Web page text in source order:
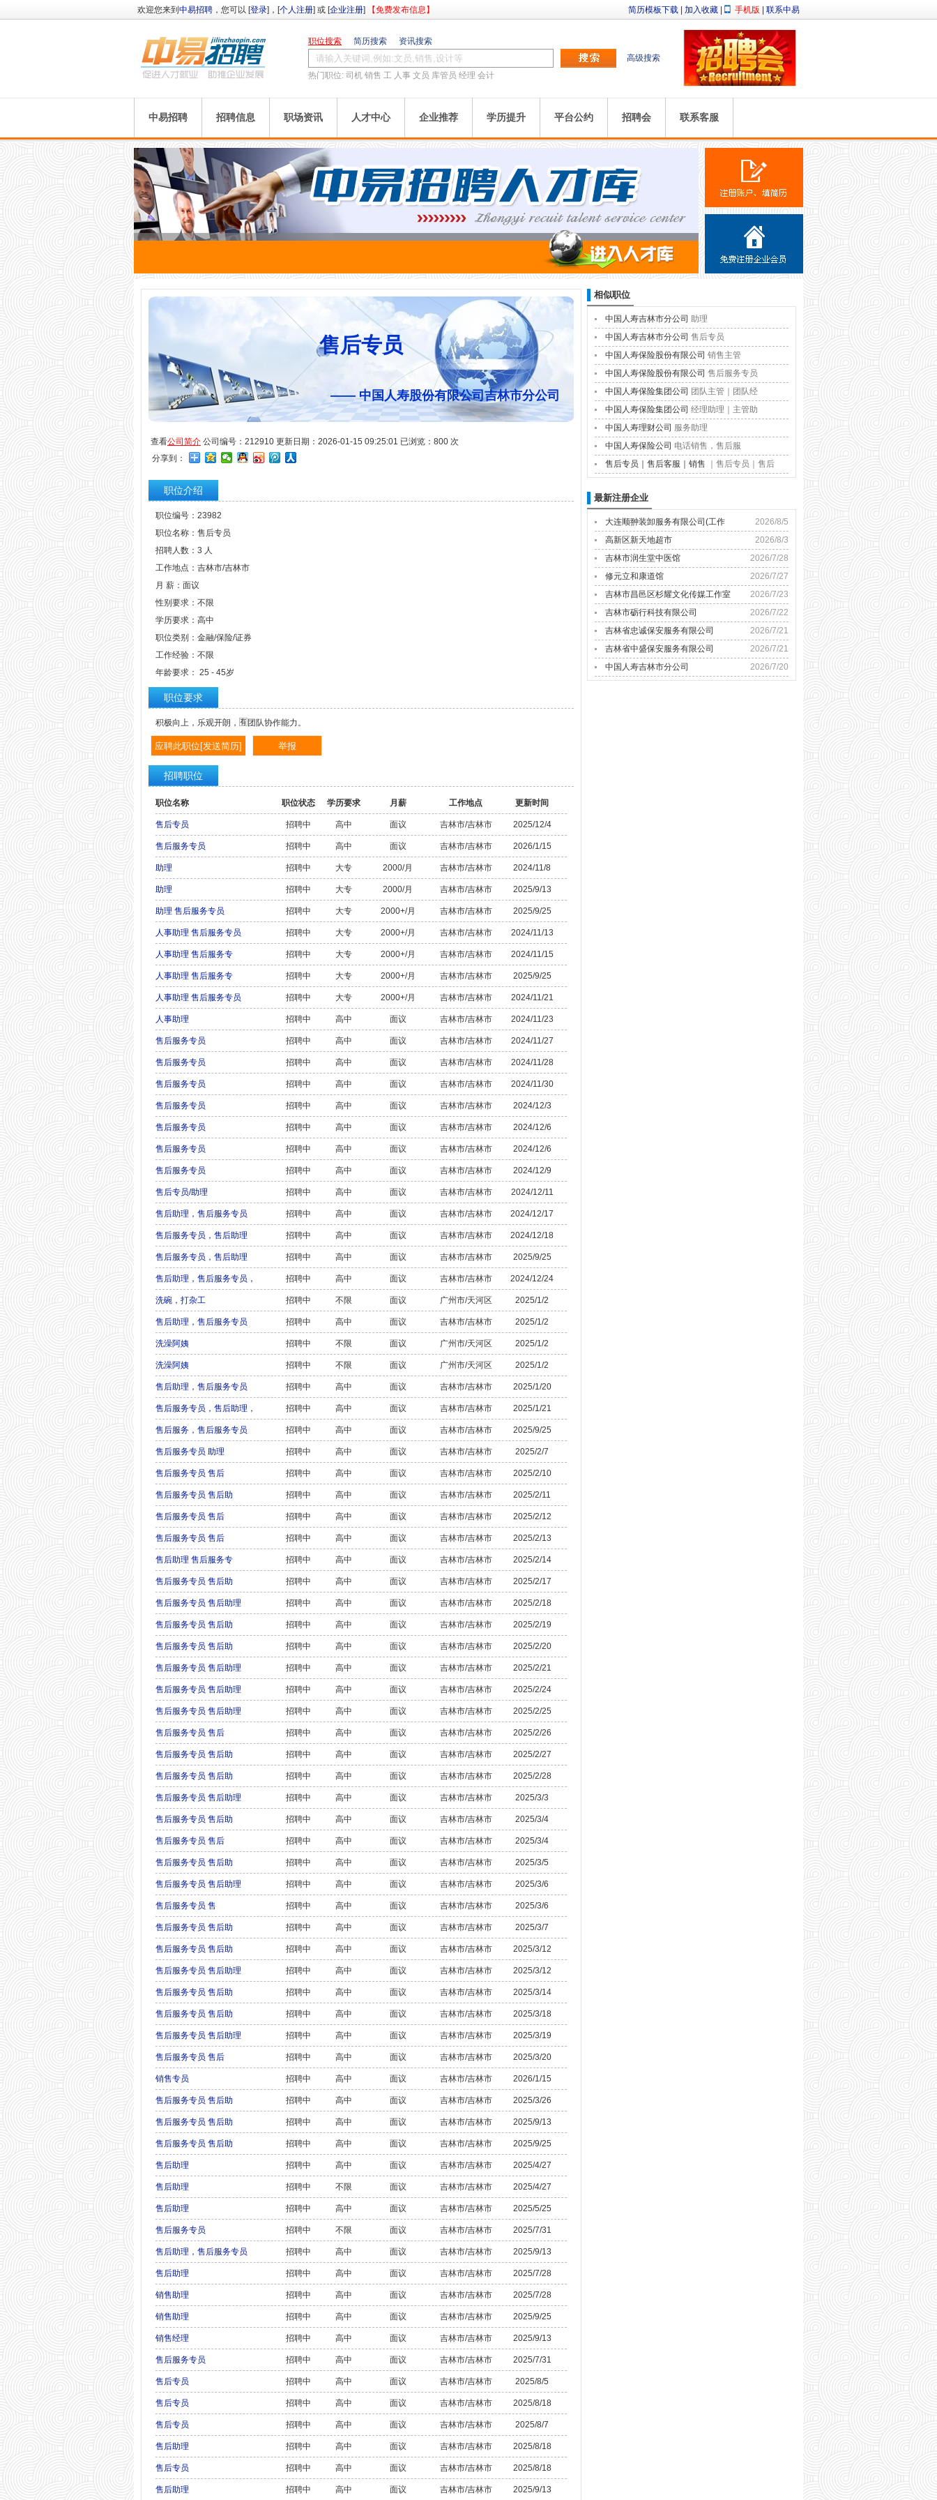
欢迎您来到 中易招聘 ，您可以 [登录]，[个人注册] 或 [企业注册] 【免费发布信息】 简历模板下载 加入收藏 手机版 联系中易
职位搜索 简历搜索
资讯搜索
高级搜索
热门职位: 司机 销售 工 人事 文员 库管员 经理 会计
中易招聘 招聘信息 职场资讯 人才中心 企业推荐 学历提升 平台公约 招聘会 联系客服
售后专员
—— 中国人寿股份有限公司吉林市分公司
查看公司简介 公司编号：212910 更新日期：2026-01-15 09:25:01 已浏览：800 次
分享到：
职位介绍
职位编号：23982
职位名称：售后专员
招聘人数：3 人
工作地点：吉林市/吉林市
月 薪：面议
性别要求：不限
学历要求：高中
职位类别：金融/保险/证券
工作经验：不限
年龄要求： 25 - 45岁
职位要求
积极向上，乐观开朗，🈶团队协作能力。
招聘职位
职位名称 职位状态 学历要求 月薪 工作地点 更新时间
售后专员 招聘中 高中 面议 吉林市/吉林市 2025/12/4
售后服务专员 招聘中 高中 面议 吉林市/吉林市 2026/1/15
助理 招聘中 大专 2000/月 吉林市/吉林市 2024/11/8
助理 招聘中 大专 2000/月 吉林市/吉林市 2025/9/13
助理 售后服务专员 招聘中 大专 2000+/月 吉林市/吉林市 2025/9/25
人事助理 售后服务专员 招聘中 大专 2000+/月 吉林市/吉林市 2024/11/13
人事助理 售后服务专 招聘中 大专 2000+/月 吉林市/吉林市 2024/11/15
人事助理 售后服务专 招聘中 大专 2000+/月 吉林市/吉林市 2025/9/25
人事助理 售后服务专员 招聘中 大专 2000+/月 吉林市/吉林市 2024/11/21
人事助理 招聘中 高中 面议 吉林市/吉林市 2024/11/23
售后服务专员 招聘中 高中 面议 吉林市/吉林市 2024/11/27
售后服务专员 招聘中 高中 面议 吉林市/吉林市 2024/11/28
售后服务专员 招聘中 高中 面议 吉林市/吉林市 2024/11/30
售后服务专员 招聘中 高中 面议 吉林市/吉林市 2024/12/3
售后服务专员 招聘中 高中 面议 吉林市/吉林市 2024/12/6
售后服务专员 招聘中 高中 面议 吉林市/吉林市 2024/12/6
售后服务专员 招聘中 高中 面议 吉林市/吉林市 2024/12/9
售后专员/助理 招聘中 高中 面议 吉林市/吉林市 2024/12/11
售后助理，售后服务专员 招聘中 高中 面议 吉林市/吉林市 2024/12/17
售后服务专员，售后助理 招聘中 高中 面议 吉林市/吉林市 2024/12/18
售后服务专员，售后助理 招聘中 高中 面议 吉林市/吉林市 2025/9/25
售后助理，售后服务专员， 招聘中 高中 面议 吉林市/吉林市 2024/12/24
洗碗，打杂工 招聘中 不限 面议 广州市/天河区 2025/1/2
售后助理，售后服务专员 招聘中 高中 面议 吉林市/吉林市 2025/1/2
洗澡阿姨 招聘中 不限 面议 广州市/天河区 2025/1/2
洗澡阿姨 招聘中 不限 面议 广州市/天河区 2025/1/2
售后助理，售后服务专员 招聘中 高中 面议 吉林市/吉林市 2025/1/20
售后服务专员，售后助理， 招聘中 高中 面议 吉林市/吉林市 2025/1/21
售后服务，售后服务专员 招聘中 高中 面议 吉林市/吉林市 2025/9/25
售后服务专员 助理 招聘中 高中 面议 吉林市/吉林市 2025/2/7
售后服务专员 售后 招聘中 高中 面议 吉林市/吉林市 2025/2/10
售后服务专员 售后助 招聘中 高中 面议 吉林市/吉林市 2025/2/11
售后服务专员 售后 招聘中 高中 面议 吉林市/吉林市 2025/2/12
售后服务专员 售后 招聘中 高中 面议 吉林市/吉林市 2025/2/13
售后助理 售后服务专 招聘中 高中 面议 吉林市/吉林市 2025/2/14
售后服务专员 售后助 招聘中 高中 面议 吉林市/吉林市 2025/2/17
售后服务专员 售后助理 招聘中 高中 面议 吉林市/吉林市 2025/2/18
售后服务专员 售后助 招聘中 高中 面议 吉林市/吉林市 2025/2/19
售后服务专员 售后助 招聘中 高中 面议 吉林市/吉林市 2025/2/20
售后服务专员 售后助理 招聘中 高中 面议 吉林市/吉林市 2025/2/21
售后服务专员 售后助理 招聘中 高中 面议 吉林市/吉林市 2025/2/24
售后服务专员 售后助理 招聘中 高中 面议 吉林市/吉林市 2025/2/25
售后服务专员 售后 招聘中 高中 面议 吉林市/吉林市 2025/2/26
售后服务专员 售后助 招聘中 高中 面议 吉林市/吉林市 2025/2/27
售后服务专员 售后助 招聘中 高中 面议 吉林市/吉林市 2025/2/28
售后服务专员 售后助理 招聘中 高中 面议 吉林市/吉林市 2025/3/3
售后服务专员 售后助 招聘中 高中 面议 吉林市/吉林市 2025/3/4
售后服务专员 售后 招聘中 高中 面议 吉林市/吉林市 2025/3/4
售后服务专员 售后助 招聘中 高中 面议 吉林市/吉林市 2025/3/5
售后服务专员 售后助理 招聘中 高中 面议 吉林市/吉林市 2025/3/6
售后服务专员 售 招聘中 高中 面议 吉林市/吉林市 2025/3/6
售后服务专员 售后助 招聘中 高中 面议 吉林市/吉林市 2025/3/7
售后服务专员 售后助 招聘中 高中 面议 吉林市/吉林市 2025/3/12
售后服务专员 售后助理 招聘中 高中 面议 吉林市/吉林市 2025/3/12
售后服务专员 售后助 招聘中 高中 面议 吉林市/吉林市 2025/3/14
售后服务专员 售后助 招聘中 高中 面议 吉林市/吉林市 2025/3/18
售后服务专员 售后助理 招聘中 高中 面议 吉林市/吉林市 2025/3/19
售后服务专员 售后 招聘中 高中 面议 吉林市/吉林市 2025/3/20
销售专员 招聘中 高中 面议 吉林市/吉林市 2026/1/15
售后服务专员 售后助 招聘中 高中 面议 吉林市/吉林市 2025/3/26
售后服务专员 售后助 招聘中 高中 面议 吉林市/吉林市 2025/9/13
售后服务专员 售后助 招聘中 高中 面议 吉林市/吉林市 2025/9/25
售后助理 招聘中 高中 面议 吉林市/吉林市 2025/4/27
售后助理 招聘中 不限 面议 吉林市/吉林市 2025/4/27
售后助理 招聘中 高中 面议 吉林市/吉林市 2025/5/25
售后服务专员 招聘中 不限 面议 吉林市/吉林市 2025/7/31
售后助理，售后服务专员 招聘中 高中 面议 吉林市/吉林市 2025/9/13
售后助理 招聘中 高中 面议 吉林市/吉林市 2025/7/28
销售助理 招聘中 高中 面议 吉林市/吉林市 2025/7/28
销售助理 招聘中 高中 面议 吉林市/吉林市 2025/9/25
销售经理 招聘中 高中 面议 吉林市/吉林市 2025/9/13
售后服务专员 招聘中 高中 面议 吉林市/吉林市 2025/7/31
售后专员 招聘中 高中 面议 吉林市/吉林市 2025/8/5
售后专员 招聘中 高中 面议 吉林市/吉林市 2025/8/18
售后专员 招聘中 高中 面议 吉林市/吉林市 2025/8/7
售后助理 招聘中 高中 面议 吉林市/吉林市 2025/8/18
售后专员 招聘中 高中 面议 吉林市/吉林市 2025/8/18
售后助理 招聘中 高中 面议 吉林市/吉林市 2025/9/13
相似职位
中国人寿吉林市分公司 助理
中国人寿吉林市分公司 售后专员
中国人寿保险股份有限公司 销售主管
中国人寿保险股份有限公司 售后服务专员
中国人寿保险集团公司 团队主管｜团队经
中国人寿保险集团公司 经理助理｜主管助
中国人寿理财公司 服务助理
中国人寿保险公司 电话销售，售后服
售后专员｜售后客服｜销售
｜售后专员｜售后
最新注册企业
2026/8/5
大连顺翀装卸服务有限公司(工作
2026/8/3
高新区新天地超市
2026/7/28
吉林市润生堂中医馆
2026/7/27
修元立和康道馆
2026/7/23
吉林市昌邑区杉耀文化传媒工作室
2026/7/22
吉林市砺行科技有限公司
2026/7/21
吉林省忠诚保安服务有限公司
2026/7/21
吉林省中盛保安服务有限公司
2026/7/20
中国人寿吉林市分公司